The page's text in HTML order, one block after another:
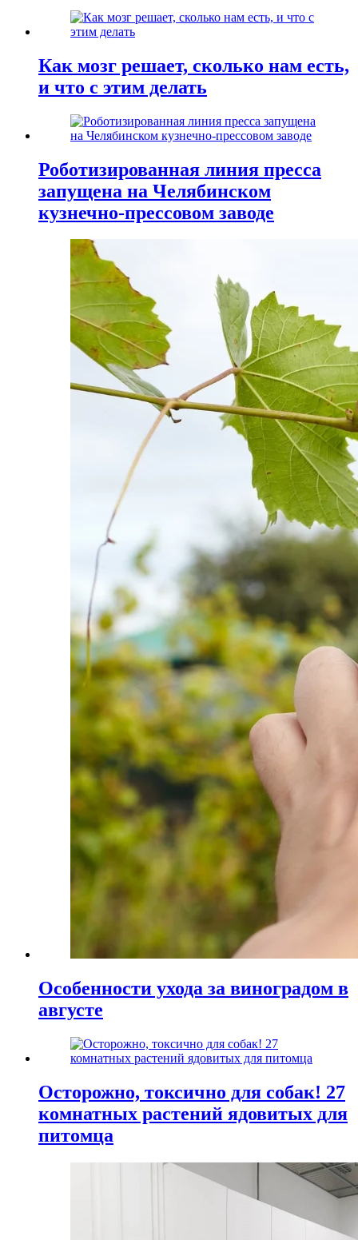
Как мозг решает, сколько нам есть,
и что с этим делать
Роботизированная линия пресса
запущена на Челябинском
кузнечно-прессовом заводе
Особенности ухода за виноградом в
августе
Осторожно, токсично для собак! 27
комнатных растений ядовитых для
питомца